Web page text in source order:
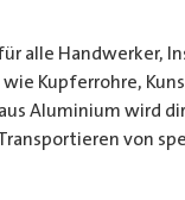
alle Handwerker,
Kupferrohre,
Aluminium wird
von